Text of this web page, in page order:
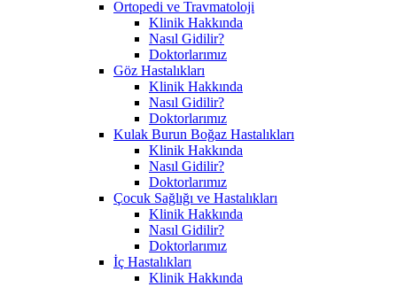
Ortopedi ve Travmatoloji
Klinik Hakkında
Nasıl Gidilir?
Doktorlarımız
Göz Hastalıkları
Klinik Hakkında
Nasıl Gidilir?
Doktorlarımız
Kulak Burun Boğaz Hastalıkları
Klinik Hakkında
Nasıl Gidilir?
Doktorlarımız
Çocuk Sağlığı ve Hastalıkları
Klinik Hakkında
Nasıl Gidilir?
Doktorlarımız
İç Hastalıkları
Klinik Hakkında